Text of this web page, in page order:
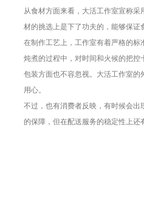
从食材方面来看，大活工作室宣称
材的挑选上是下了功夫的，能够保
在制作工艺上，工作室有着严格的
炖煮的过程中，对时间和火候的把
包装方面也不容忽视。大活工作室
用心。
不过，也有消费者反映，有时候会
的保障，但在配送服务的稳定性上还